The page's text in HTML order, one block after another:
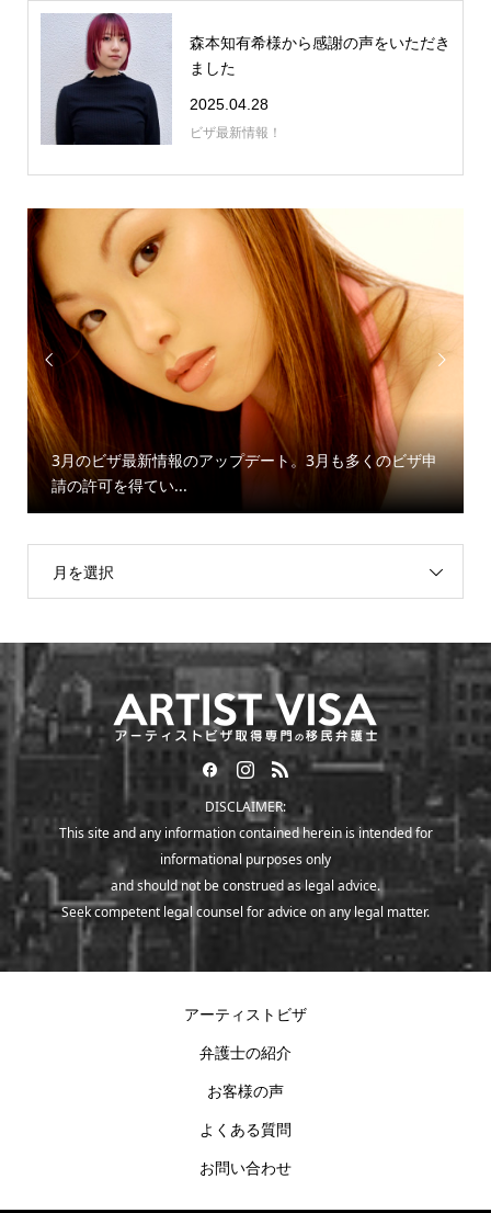
森本知有希様から感謝の声をいただき
ました
2025.04.28
ビザ最新情報！

3月のビザ最新情報のアップデート。3月も多くのビザ申
請の許可を得てい...

月を選択
DISCLAIMER:
This site and any information contained herein is intended for
informational purposes only
and should not be construed as legal advice.
Seek competent legal counsel for advice on any legal matter.
アーティストビザ
弁護士の紹介
お客様の声
よくある質問
お問い合わせ